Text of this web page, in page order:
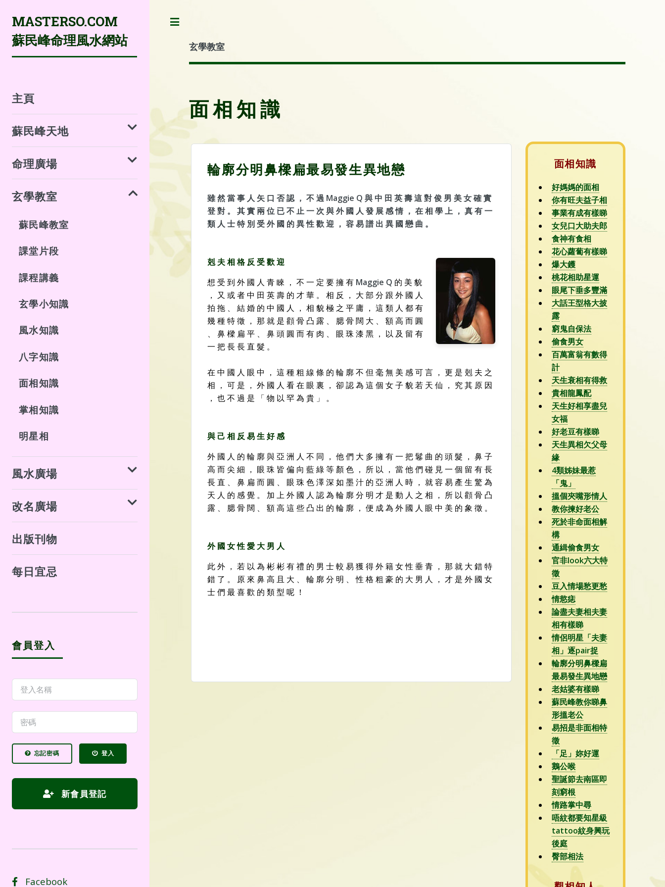
玄學教室
面相知識
輪廓分明鼻樑扁最易發生異地戀
雖 然 當 事 人 矢 口 否 認 ， 不 過 Maggie Q 與 中 田 英 壽 這 對 俊 男 美 女 確 實
登 對 。 其 實 兩 位 已 不 止 一 次 與 外 國 人 發 展 感 情 ， 在 相 學 上 ， 真 有 一
類 人 士 特 別 受 外 國 的 異 性 歡 迎 ， 容 易 譜 出 異 國 戀 曲 。
剋 夫 相 格 反 受 歡 迎
想 受 到 外 國 人 青 睞 ， 不 一 定 要 擁 有 Maggie Q 的 美 貌
， 又 或 者 中 田 英 壽 的 才 華 。 相 反 ， 大 部 分 跟 外 國 人
拍 拖 、 結 婚 的 中 國 人 ， 相 貌 極 之 平 庸 ， 這 類 人 都 有
幾 種 特 徵 ， 那 就 是 顴 骨 凸 露 、 腮 骨 闊 大 、 額 高 而 圓
、 鼻 樑 扁 平 、 鼻 頭 圓 而 有 肉 、 眼 珠 漆 黑 ， 以 及 留 有
一 把 長 長 直 髮 。
在 中 國 人 眼 中 ， 這 種 粗 線 條 的 輪 廓 不 但 毫 無 美 感 可 言 ， 更 是 剋 夫 之
相 ， 可 是 ， 外 國 人 看 在 眼 裏 ， 卻 認 為 這 個 女 子 貌 若 天 仙 ， 究 其 原 因
， 也 不 過 是 「 物 以 罕 為 貴 」 。
與 己 相 反 易 生 好 感
外 國 人 的 輪 廓 與 亞 洲 人 不 同 ， 他 們 大 多 擁 有 一 把 鬈 曲 的 頭 髮 ， 鼻 子
高 而 尖 細 ， 眼 珠 皆 偏 向 藍 綠 等 顏 色 ， 所 以 ， 當 他 們 碰 見 一 個 留 有 長
長 直 、 鼻 扁 而 圓 、 眼 珠 色 澤 深 如 墨 汁 的 亞 洲 人 時 ， 就 容 易 產 生 驚 為
天 人 的 感 覺 。 加 上 外 國 人 認 為 輪 廓 分 明 才 是 動 人 之 相 ， 所 以 顴 骨 凸
露 、 腮 骨 闊 、 額 高 這 些 凸 出 的 輪 廓 ， 便 成 為 外 國 人 眼 中 美 的 象 徵 。
外 國 女 性 愛 大 男 人
此 外 ， 若 以 為 彬 彬 有 禮 的 男 士 較 易 獲 得 外 籍 女 性 垂 青 ， 那 就 大 錯 特
錯 了 。 原 來 鼻 高 且 大 、 輪 廓 分 明 、 性 格 粗 豪 的 大 男 人 ， 才 是 外 國 女
士 們 最 喜 歡 的 類 型 呢 ！
面相知識
好媽媽的面相
你有旺夫益子相
事業有成有樣睇
女兒口大助夫郎
食神有食相
花心蘿蔔有樣睇
爆大鑊
桃花相助星運
眼尾下垂多豐滿
大話王型格大披
露
窮鬼自保法
偷食男女
百萬富翁有數得
計
天生衰相有得救
貴相龍鳳配
天生好相享盡兒
女福
好老豆有樣睇
天生異相欠父母
緣
4類姊妹最惹
「鬼」
搵個夾嘴形情人
教你揀好老公
死於非命面相解
構
通緝偷食男女
官非look六大特
徵
豆入情場愁更愁
情慾痣
論盡夫妻相夫妻
相有樣睇
情侶明星「夫妻
相」逐pair捉
輪廓分明鼻樑扁
最易發生異地戀
老姑婆有樣睇
蘇民峰教你睇鼻
形搵老公
易招是非面相特
徵
「足」妳好運
鵝公喉
聖誕節去南區即
刻窮根
情路掌中尋
唔紋都要知星級
tattoo紋身興玩
後庭
臀部相法
MASTERSO.COM
蘇民峰命理風水網站
主頁
蘇民峰天地
命理廣場
玄學教室
蘇民峰教室
課堂片段
課程講義
玄學小知識
風水知識
八字知識
面相知識
掌相知識
明星相
風水廣場
改名廣場
出版刊物
每日宜忌
會員登入
忘記密碼 登入
新會員登記
Facebook